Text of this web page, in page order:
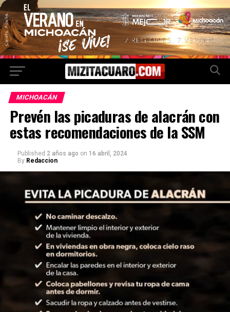
MICHOACÁN
Prevén las picaduras de alacrán con
estas recomendaciones de la SSM
Published 2 años ago on 16 abril, 2024
By Redaccion